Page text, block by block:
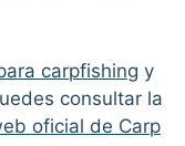
carpfishing y
consultar la
oficial de Carp